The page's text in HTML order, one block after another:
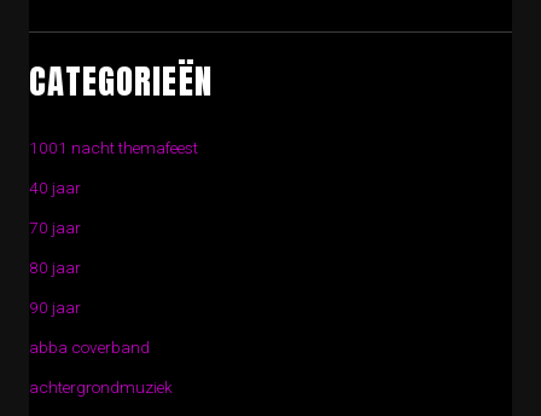
CATEGORIEËN
1001 nacht themafeest
40 jaar
70 jaar
80 jaar
90 jaar
abba coverband
achtergrondmuziek